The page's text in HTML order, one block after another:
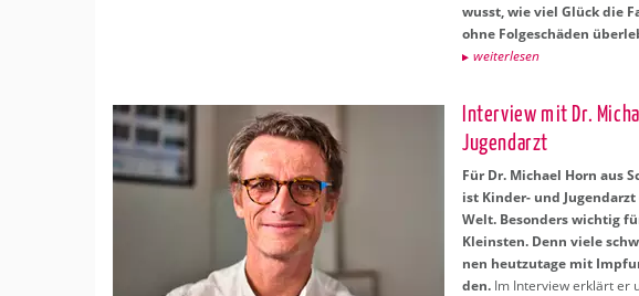
wusst, wie viel Glück die
ohne Fol­ge­schä­den
wei­ter­le­sen
In­ter­view mit Dr.
Ju­gend­arzt
Für Dr. Mi­cha­el Horn aus
ist Kin­der- und
Welt. Be­son­ders wich­tig
Kleins­ten. Denn viele
nen heut­zu­ta­ge mit
den. Im In­ter­view er­klärt er